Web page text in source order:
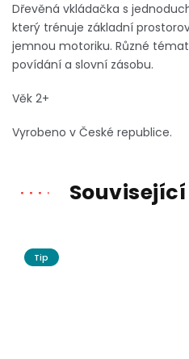
Dřevěná vkládačka s
který trénuje základní
jemnou motoriku. Různé
povídání a slovní zásobu.
Věk 2+
Vyrobeno v České republice.
Tip